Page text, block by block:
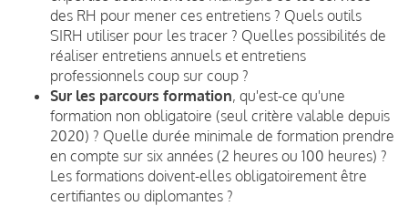
des RH pour mener ces entretiens ? Quels outils
SIRH utiliser pour les tracer ? Quelles possibilités de
réaliser entretiens annuels et entretiens
professionnels coup sur coup ?
Sur les parcours formation, qu'est-ce qu'une
formation non obligatoire (seul critère valable depuis
2020) ? Quelle durée minimale de formation prendre
en compte sur six années (2 heures ou 100 heures) ?
Les formations doivent-elles obligatoirement être
certifiantes ou diplomantes ?